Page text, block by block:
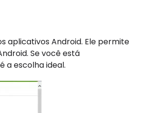
aplicativos Android. Ele permite
Se você está
a escolha ideal.